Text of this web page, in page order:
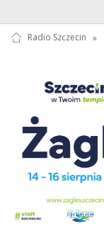
Radio Szczecin »